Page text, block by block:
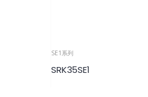
SE1系列
SRK35SE1